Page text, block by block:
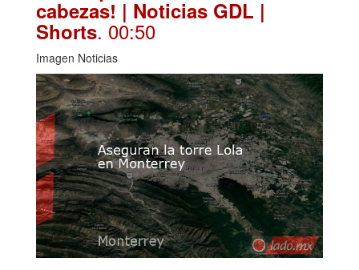
cabezas! | Noticias GDL |
Shorts. 00:50
Imagen Noticias